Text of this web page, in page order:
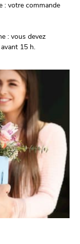
: votre commande
: vous devez
15 h.